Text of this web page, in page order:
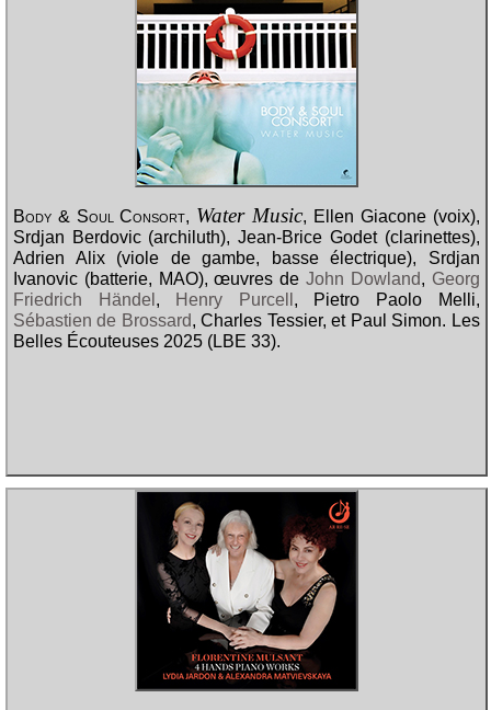
Body & Soul Consort, Water Music, Ellen Giacone (voix),
Srdjan Berdovic (archiluth), Jean-Brice Godet (clarinettes),
Adrien Alix (viole de gambe, basse électrique), Srdjan
Ivanovic (batterie, MAO), œuvres de John Dowland, Georg
Friedrich Händel , Henry Purcell , Pietro Paolo Melli,
Sébastien de Brossard, Charles Tessier, et Paul Simon. Les
Belles Écouteuses 2025 (LBE 33).